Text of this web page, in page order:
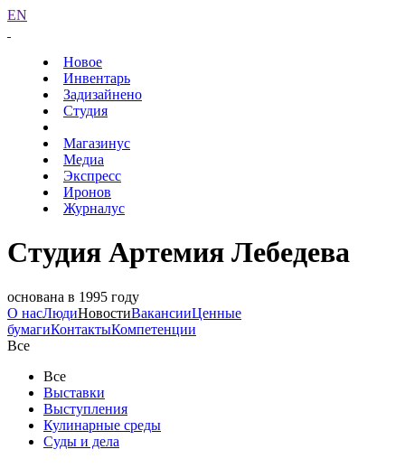
EN
Новое
Инвентарь
Задизайнено
Студия
Магазинус
Медиа
Экспресс
Иронов
Журналус
Студия Артемия Лебедева
основана в 1995 году
О насЛюдиНовостиВакансииЦенные
бумагиКонтактыКомпетенции
Все
Все
Выставки
Выступления
Кулинарные среды
Суды и дела